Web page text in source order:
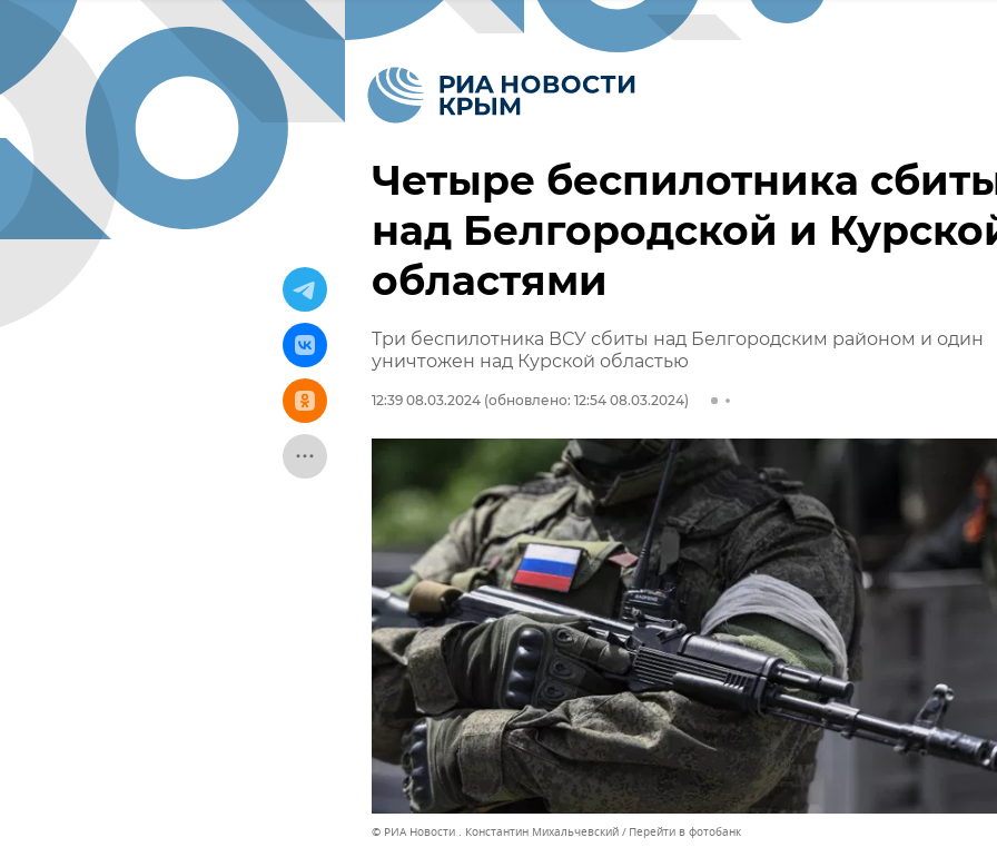
Четыре беспилотника
над Белгородской и
областями
Три беспилотника ВСУ сбиты над Белгородским районом и один
уничтожен над Курской областью
12:39 08.03.2024 (обновлено: 12:54 08.03.2024)
© РИА Новости . Константин Михальчевский Перейти в фотобанк